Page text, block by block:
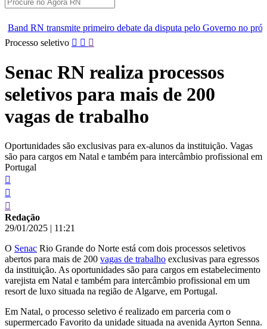
debate da disputa pelo Governo no próximo domingo 9
Pular
conteúdo
Processo seletivo
Senac RN realiza processos
seletivos para mais de 200
vagas de trabalho
Oportunidades são exclusivas para ex-alunos da instituição. Vagas
são para cargos em Natal e também para intercâmbio profissional em
Portugal
Redação
29/01/2025 | 11:21
O Senac Rio Grande do Norte está com dois processos seletivos
abertos para mais de 200 vagas de trabalho exclusivas para egressos
da instituição. As oportunidades são para cargos em estabelecimento
varejista em Natal e também para intercâmbio profissional em um
resort de luxo situada na região de Algarve, em Portugal.
Em Natal, o processo seletivo é realizado em parceria com o
supermercado Favorito da unidade situada na avenida Ayrton Senna.